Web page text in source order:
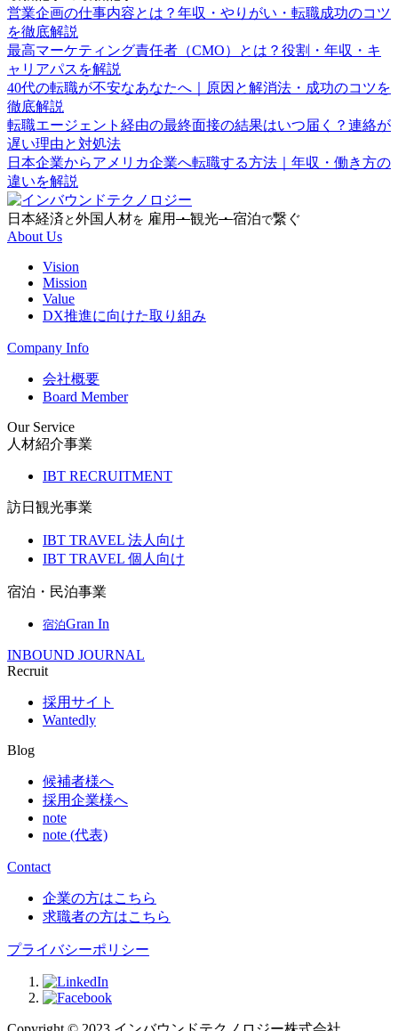
営業企画の仕事内容とは？年収・やりがい・転職成功のコツ
を徹底解説
最高マーケティング責任者（CMO）とは？役割・年収・キ
ャリアパスを解説
40代の転職が不安なあなたへ｜原因と解消法・成功のコツを
徹底解説
転職エージェント経由の最終面接の結果はいつ届く？連絡が
遅い理由と対処法
日本企業からアメリカ企業へ転職する方法｜年収・働き方の
違いを解説
日本経済 と 外国人材を 雇用・観光・宿泊で繋ぐ
About Us
Vision
Mission
Value
DX推進に向けた取り組み
Company Info
会社概要
Board Member
Our Service
人材紹介事業
IBT RECRUITMENT
訪日観光事業
IBT TRAVEL 法人向け
IBT TRAVEL 個人向け
宿泊・民泊事業
宿泊Gran In
INBOUND JOURNAL
Recruit
採用サイト
Wantedly
Blog
候補者様へ
採用企業様へ
note
note (代表)
Contact
企業の方はこちら
求職者の方はこちら
プライバシーポリシー